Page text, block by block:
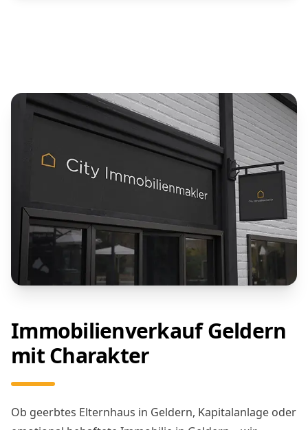
Immobilienverkauf Geldern
mit Charakter
Ob geerbtes Elternhaus in Geldern, Kapitalanlage oder